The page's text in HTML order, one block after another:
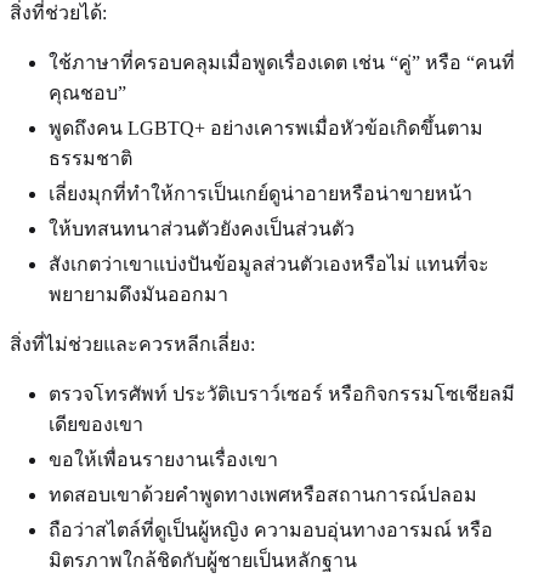
สิ่งที่ช่วยได้:
ใช้ภาษาที่ครอบคลุมเมื่อพูดเรื่องเดต เช่น “คู่” หรือ “คนที่
คุณชอบ”
พูดถึงคน LGBTQ+ อย่างเคารพเมื่อหัวข้อเกิดขึ้นตาม
ธรรมชาติ
เลี่ยงมุกที่ทำให้การเป็นเกย์ดูน่าอายหรือน่าขายหน้า
ให้บทสนทนาส่วนตัวยังคงเป็นส่วนตัว
สังเกตว่าเขาแบ่งปันข้อมูลส่วนตัวเองหรือไม่ แทนที่จะ
พยายามดึงมันออกมา
สิ่งที่ไม่ช่วยและควรหลีกเลี่ยง:
ตรวจโทรศัพท์ ประวัติเบราว์เซอร์ หรือกิจกรรมโซเชียลมี
เดียของเขา
ขอให้เพื่อนรายงานเรื่องเขา
ทดสอบเขาด้วยคำพูดทางเพศหรือสถานการณ์ปลอม
ถือว่าสไตล์ที่ดูเป็นผู้หญิง ความอบอุ่นทางอารมณ์ หรือ
มิตรภาพใกล้ชิดกับผู้ชายเป็นหลักฐาน